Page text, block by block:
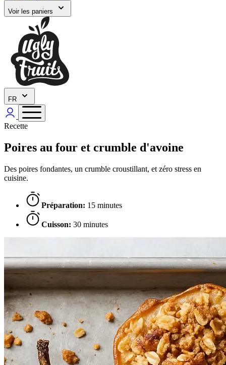
Voir les paniers
FR
Recette
Poires au four et crumble d'avoine
Des poires fondantes, un crumble croustillant, et zéro stress en
cuisine.
Préparation: 15 minutes
Cuisson: 30 minutes